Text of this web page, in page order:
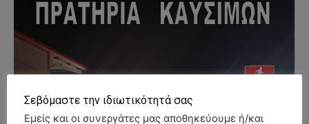
Σεβόμαστε την ιδιωτικότητά σας
Εμείς και οι συνεργάτες μας αποθηκεύουμε ή/και